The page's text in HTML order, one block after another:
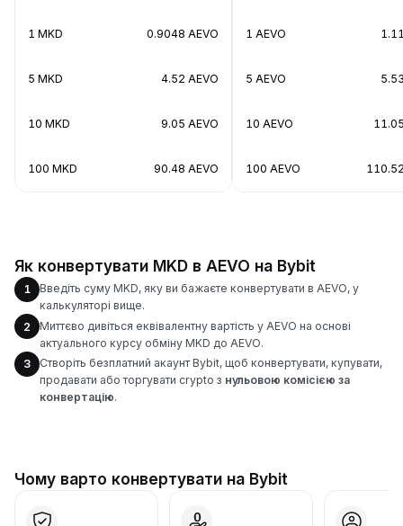
1 MKD 0.9048 AEVO
5 MKD 4.52 AEVO
10 MKD 9.05 AEVO
100 MKD 90.48 AEVO
1 AEVO
5 AEVO
10 AEVO
100 AEVO
Як конвертувати MKD в AEVO на Bybit
1
Введіть суму MKD, яку ви бажаєте конвертувати в AEVO, у
калькуляторі вище.
2
Миттєво дивіться еквівалентну вартість у AEVO на основі
актуального курсу обміну MKD до AEVO.
3
Створіть безплатний акаунт Bybit, щоб конвертувати, купувати,
продавати або торгувати crypto з нульовою комісією за
конвертацію.
Чому варто конвертувати на Bybit